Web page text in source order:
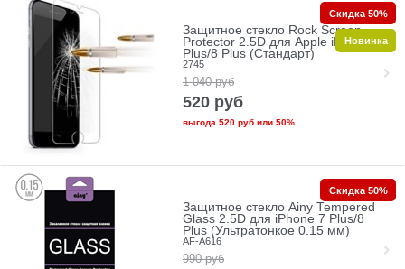
Защитное стекло Rock Screen
Protector 2.5D для Apple iPhone 7
Plus/8 Plus (Стандарт)
2745
1 040 руб
520 руб
выгода 520 рубили 50%
Скидка 50%
Новинка
Защитное стекло Ainy Tempered
Glass 2.5D для iPhone 7 Plus/8
Plus (Ультратонкое 0.15 мм)
AF-A616
990 руб
Скидка 50%